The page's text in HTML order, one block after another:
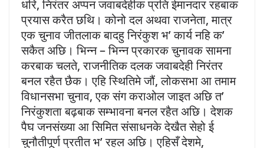
धरि, निरंतर अप्पन जवाबदेहीक प्रति ईमानदार रहबाक
प्रयास करैत छथि। कोनो दल अथवा राजनेता, मात्र
एक चुनाव जीतलाक बादहु निरंकुश भ’ कार्य नहि क’
सकैत अछि। भिन्न – भिन्न प्रकारक चुनावक सामना
करबाक चलते, राजनीतिक दलक जवाबदेही निरंतर
बनल रहैत छैक। एहि स्थितिमे जौं, लोकसभा आ तमाम
विधानसभा चुनाव, एक संग कराओल जाइत अछि त’
निरंकुशता बढ़बाक सम्भावना बनल रहैत अछि। देशक
पैघ जनसंख्या आ सिमित संसाधनके देखैत सेहो ई
चुनौतीपूर्ण प्रतीत भ’ रहल अछि। एहिसँ देशमे,